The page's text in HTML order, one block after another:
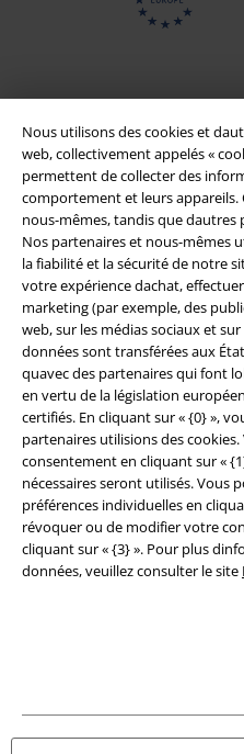
Nous utilisons des cookies et
web, collectivement appelés «
permettent de collecter des
comportement et leurs appareils.
nous-mêmes, tandis que
Nos partenaires et nous-mêmes
la fiabilité et la sécurité de notre
votre expérience dachat,
marketing (par exemple, des
web, sur les médias sociaux et
données sont transférées aux
quavec des partenaires qui font
en vertu de la législation
certifiés. En cliquant sur « {0} »,
partenaires utilisions des
consentement en cliquant sur «
nécessaires seront utilisés. Vous
préférences individuelles en
révoquer ou de modifier votre
cliquant sur « {3} ». Pour plus
données, veuillez consulter le site
Légal
Conditions générales
Éditeur
Clauses de confidentialité
Élimination des déchets et
Déclaration de Conformité
Informations sur l'accessibilité